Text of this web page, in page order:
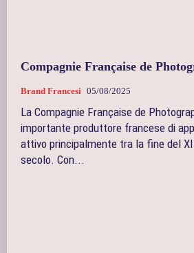
Compagnie Française de
Brand Francesi 05/08/2025
La Compagnie Française de
importante produttore francese di
attivo principalmente tra la fine del
secolo. Con...